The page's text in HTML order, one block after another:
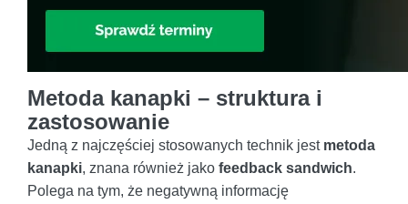
Metoda kanapki – struktura i
zastosowanie
Jedną z najczęściej stosowanych technik jest metoda
kanapki, znana również jako feedback sandwich.
Polega na tym, że negatywną informację